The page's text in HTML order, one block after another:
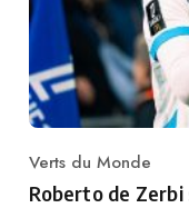
Category
Verts du Monde
Roberto de